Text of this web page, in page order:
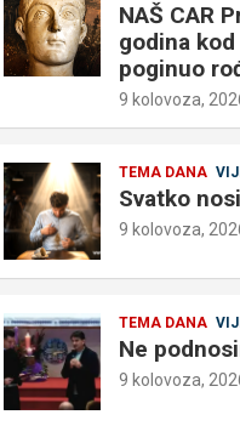
NAŠ CAR
godina
poginuo
9 kolovoza,
TEMA DANA
Svatko
9 kolovoza,
TEMA DANA
Ne
9 kolovoza,